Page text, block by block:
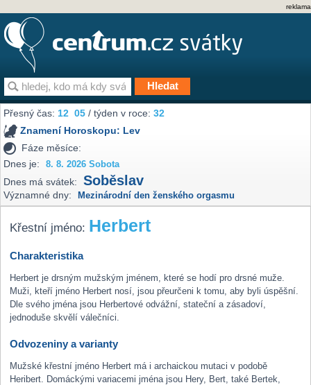
reklama
Přesný čas:12 05 / týden v roce:32
Znamení Horoskopu: Lev
Fáze měsíce:
Dnes je:
8. 8. 2026 Sobota
Dnes má svátek: Soběslav
Významné dny: Mezinárodní den ženského orgasmu
Křestní jméno: Herbert
Charakteristika
Herbert je drsným mužským jménem, které se hodí pro drsné muže.
Muži, kteří jméno Herbert nosí, jsou přeurčeni k tomu, aby byli úspěšní.
Dle svého jména jsou Herbertové odvážní, stateční a zásadoví,
jednoduše skvělí válečníci.
Odvozeniny a varianty
Mužské křestní jméno Herbert má i archaickou mutaci v podobě
Heribert. Domáckými variacemi jména jsou Hery, Bert, také Bertek,